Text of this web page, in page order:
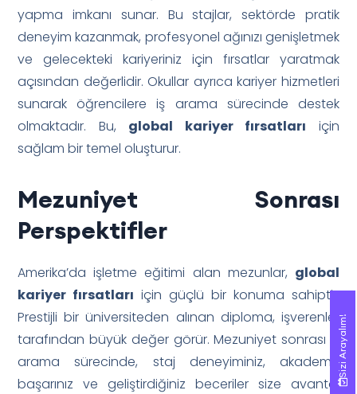
yapma imkanı sunar. Bu stajlar, sektörde pratik
deneyim kazanmak, profesyonel ağınızı genişletmek
ve gelecekteki kariyeriniz için fırsatlar yaratmak
açısından değerlidir. Okullar ayrıca kariyer hizmetleri
sunarak öğrencilere iş arama sürecinde destek
olmaktadır. Bu, global kariyer fırsatları için
sağlam bir temel oluşturur.
Mezuniyet Sonrası
Perspektifler
Amerika’da işletme eğitimi alan mezunlar, global
kariyer fırsatları için güçlü bir konuma sahiptir.
Prestijli bir üniversiteden alınan diploma, işverenler
tarafından büyük değer görür. Mezuniyet sonrası iş
arama sürecinde, staj deneyiminiz, akademik
başarınız ve geliştirdiğiniz beceriler size avantaj
Sizi Arayalım!
Sizi Arayalım!